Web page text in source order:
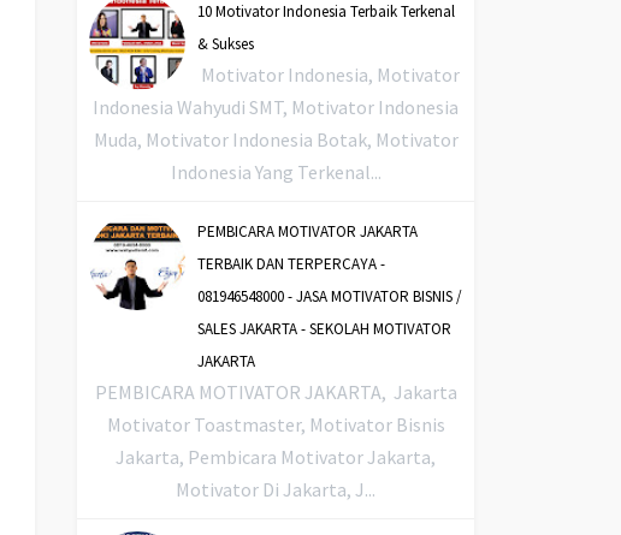
10 Motivator Indonesia Terbaik Terkenal
& Sukses
Motivator Indonesia, Motivator
Indonesia Wahyudi SMT, Motivator Indonesia
Muda, Motivator Indonesia Botak, Motivator
Indonesia Yang Terkenal...
PEMBICARA MOTIVATOR JAKARTA
TERBAIK DAN TERPERCAYA -
081946548000 - JASA MOTIVATOR BISNIS /
SALES JAKARTA - SEKOLAH MOTIVATOR
JAKARTA
PEMBICARA MOTIVATOR JAKARTA, Jakarta
Motivator Toastmaster, Motivator Bisnis
Jakarta, Pembicara Motivator Jakarta,
Motivator Di Jakarta, J...